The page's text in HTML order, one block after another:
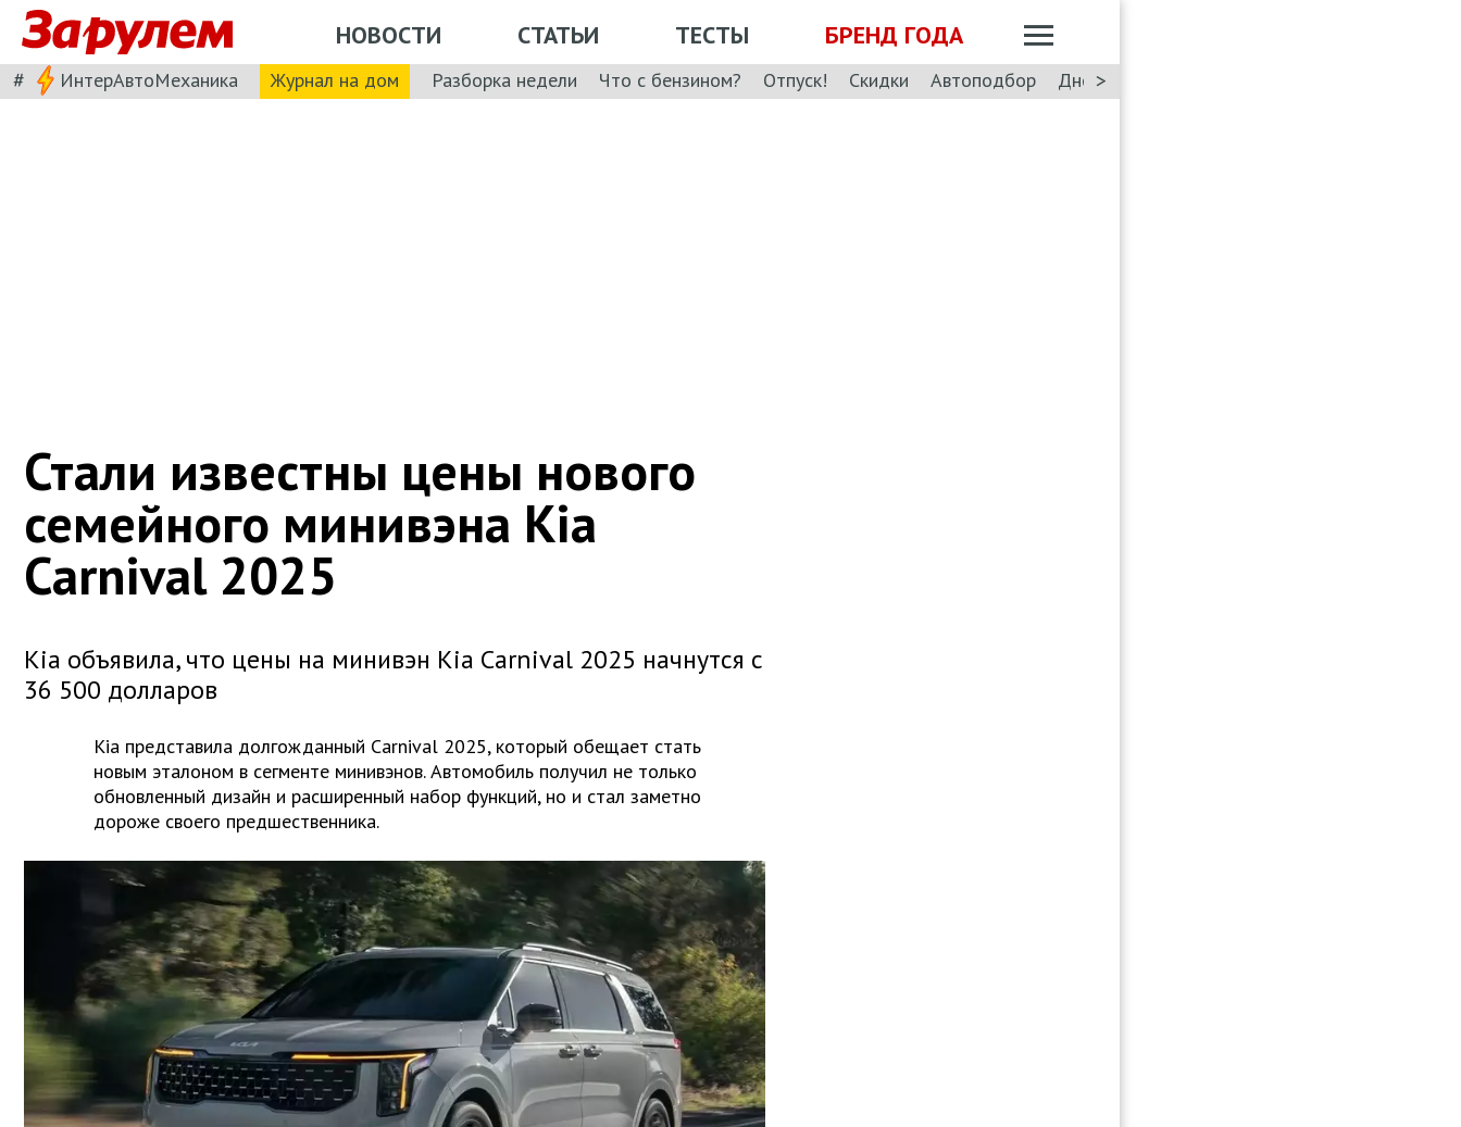
НОВОСТИ СТАТЬИ ТЕСТЫ БРЕНД ГОДА
# ИнтерАвтоМеханика Журнал на дом Разборка недели Что с бензином? Отпуск! Скидки Автоподбор Дневник: Лада Искра
>
Стали известны цены нового
семейного минивэна Kia
Carnival 2025
Kia объявила, что цены на минивэн Kia Carnival 2025 начнутся с
36 500 долларов
Kia представила долгожданный Carnival 2025, который обещает стать
новым эталоном в сегменте минивэнов. Автомобиль получил не только
обновленный дизайн и расширенный набор функций, но и стал заметно
дороже своего предшественника.